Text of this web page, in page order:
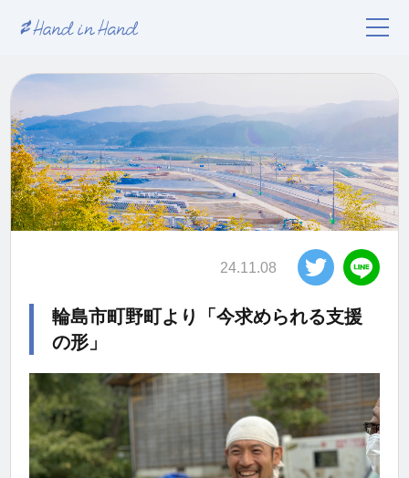
24.11.08
輪島市町野町より「今求められる支援
の形」